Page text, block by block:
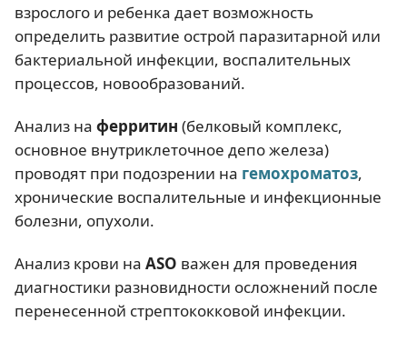
взрослого и ребенка дает возможность
определить развитие острой паразитарной или
бактериальной инфекции, воспалительных
процессов, новообразований.
Анализ на ферритин (белковый комплекс,
основное внутриклеточное депо железа)
проводят при подозрении на гемохроматоз,
хронические воспалительные и инфекционные
болезни, опухоли.
Анализ крови на ASO важен для проведения
диагностики разновидности осложнений после
перенесенной стрептококковой инфекции.